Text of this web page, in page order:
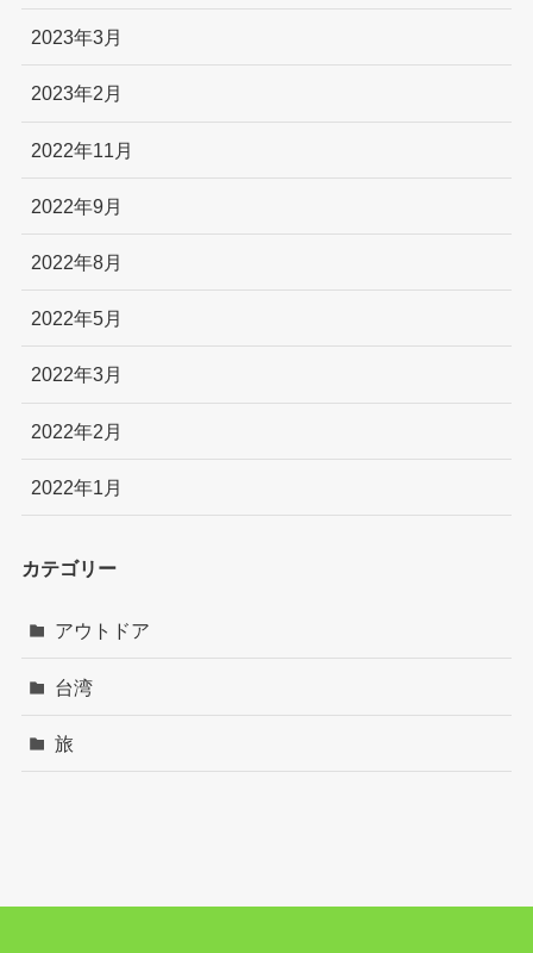
2023年3月
2023年2月
2022年11月
2022年9月
2022年8月
2022年5月
2022年3月
2022年2月
2022年1月
カテゴリー
アウトドア
台湾
旅